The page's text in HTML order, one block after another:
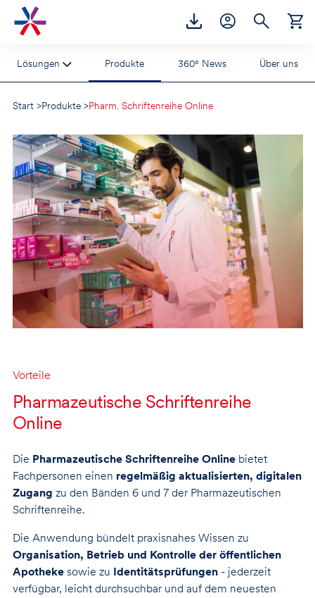
Zur Hauptnavigation
Zum Inhalt
Zur Footernavigation
Lösungen Produkte 360° News Über uns
Start>Produkte>Pharm. Schriftenreihe Online
Pharmazeutische Schriftenreihe
Online
Vorteile
Die Pharmazeutische Schriftenreihe Onlinebietet
Fachpersonen einen regelmäßig aktualisierten, digitalen
Zugang zu den Bänden 6 und 7 der Pharmazeutischen
Schriftenreihe.
Die Anwendung bündelt praxisnahes Wissen zu
Organisation, Betrieb und Kontrolle der öffentlichen
Apothekesowie zu Identitätsprüfungen- jederzeit
verfügbar, leicht durchsuchbar und auf dem neuesten